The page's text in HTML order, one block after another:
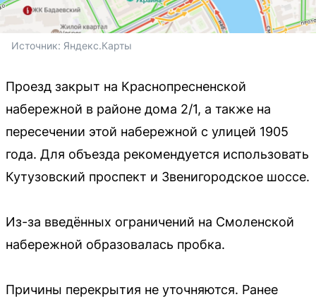
Источник: Яндекс.Карты
Проезд закрыт на Краснопресненской
набережной в районе дома 2/1, а также на
пересечении этой набережной с улицей 1905
года. Для объезда рекомендуется использовать
Кутузовский проспект и Звенигородское шоссе.
Из-за введённых ограничений на Смоленской
набережной образовалась пробка.
Причины перекрытия не уточняются. Ранее